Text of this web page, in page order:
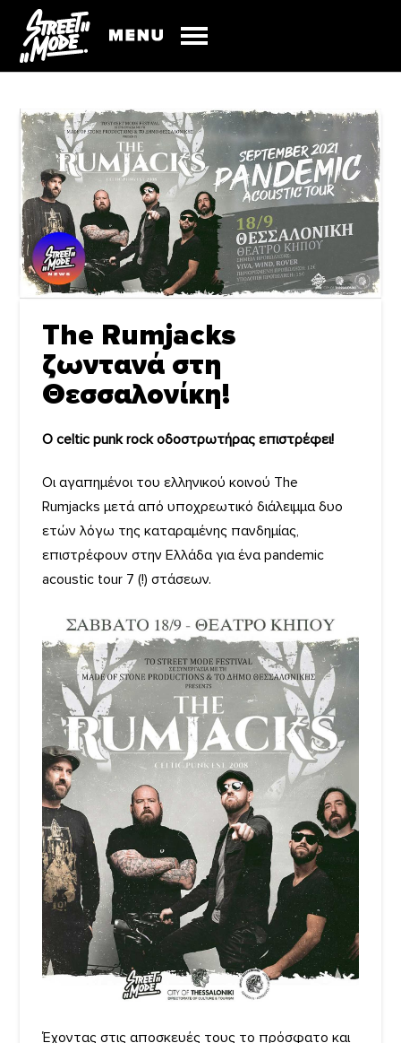
The Rumjacks
ζωντανά στη
Θεσσαλονίκη!
Ο celtic punk rock οδοστρωτήρας επιστρέφει!
Oι αγαπημένοι του ελληνικού κοινού The
Rumjacks μετά από υποχρεωτικό διάλειμμα δυο
ετών λόγω της καταραμένης πανδημίας,
επιστρέφουν στην Ελλάδα για ένα pandemic
acoustic tour 7 (!) στάσεων.
Έχοντας στις αποσκευές τους το πρόσφατο και